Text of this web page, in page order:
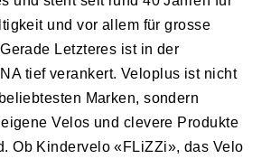
und vor allem für grosse
Letzteres ist in der
tief verankert. Veloplus ist nicht
Marken, sondern
Velos und clevere Produkte
Ob Kindervelo «FLiZZi», das Velo